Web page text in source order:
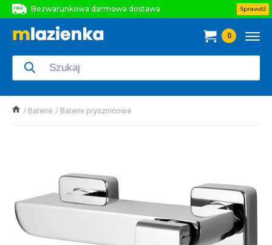
Bezwarunkowa darmowa dostawa
Bezwarunkowa darmowa dostawa
Sprawdź
0
Baterie Baterie prysznicowe